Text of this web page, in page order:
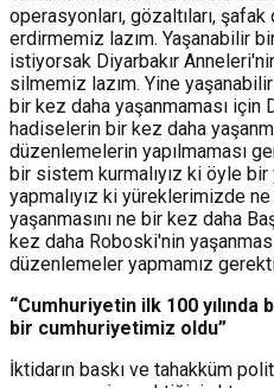
operasyonları, gözaltıları,
erdirmemiz lazım. Yaşanabilir
istiyorsak Diyarbakır
silmemiz lazım. Yine
bir kez daha yaşanmaması için
hadiselerin bir kez daha
düzenlemelerin yapılmaması
bir sistem kurmalıyız ki öyle
yapmalıyız ki yüreklerimizde
yaşanmasını ne bir kez daha
kez daha Roboski'nin
düzenlemeler yapmamız
“Cumhuriyetin ilk 100
bir cumhuriyetimiz oldu”
İktidarın baskı ve tahakküm